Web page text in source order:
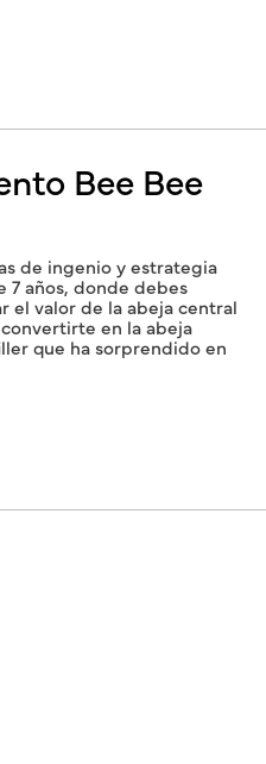
Bee Bee
de ingenio y estrategia
7 años, donde debes
el valor de la abeja central
en la abeja
que ha sorprendido en